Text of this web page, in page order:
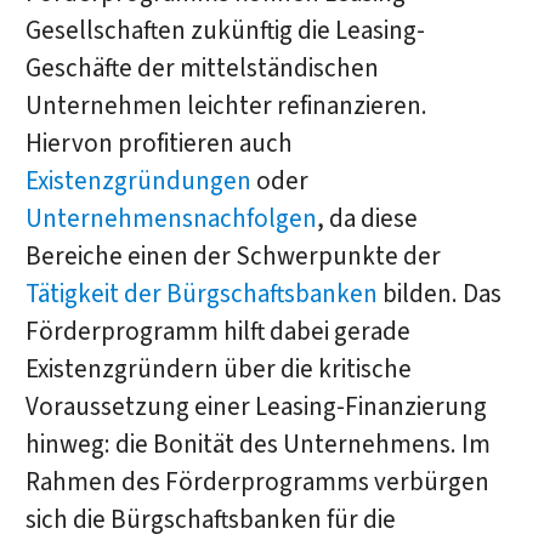
Gesellschaften zukünftig die Leasing-
Geschäfte der mittelständischen
Unternehmen leichter refinanzieren.
Hiervon profitieren auch
Existenzgründungen oder
Unternehmensnachfolgen, da diese
Bereiche einen der Schwerpunkte der
Tätigkeit der Bürgschaftsbanken bilden. Das
Förderprogramm hilft dabei gerade
Existenzgründern über die kritische
Voraussetzung einer Leasing-Finanzierung
hinweg: die Bonität des Unternehmens. Im
Rahmen des Förderprogramms verbürgen
sich die Bürgschaftsbanken für die